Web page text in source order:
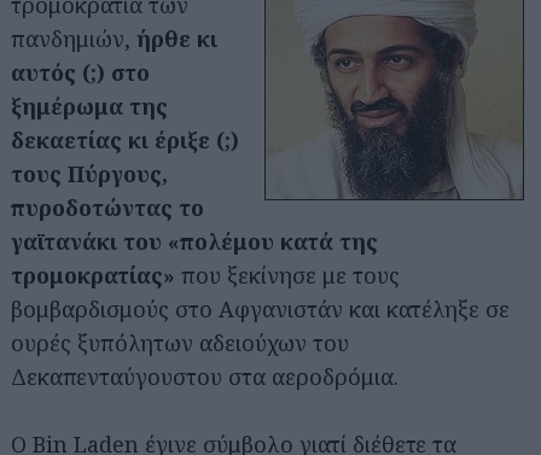
πανδημιών, ήρθε κι
αυτός (;) στο
ξημέρωμα της
δεκαετίας κι έριξε (;)
τους Πύργους,
πυροδοτώντας το
γαϊτανάκι του «πολέμου κατά της
τρομοκρατίας» που ξεκίνησε με τους
βομβαρδισμούς στο Αφγανιστάν και κατέληξε σε
ουρές ξυπόλητων αδειούχων του
Δεκαπενταύγουστου στα αεροδρόμια.
Ο Bin Laden έγινε σύμβολο γιατί διέθετε τα